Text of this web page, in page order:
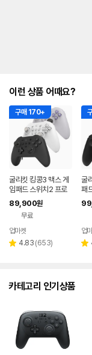
이런 상품 어때요?
구매 170+
굴리킷 킹콩3 맥스 게
임패드 스위치2 프로
콘 PC 스팀 모바일 컨
트롤러 KK3 MAX
89,900원
무료
페이
업마켓
별 4.83 리
(653)
굴
패
PC
롤
업
별
카테고리 인기상품